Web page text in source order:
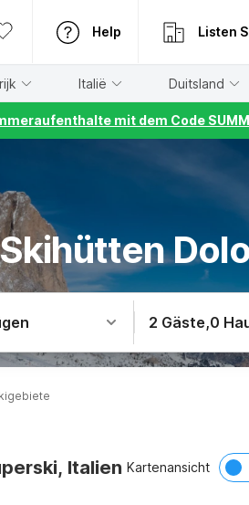
Help Listen
Italië Duitsland
mit dem Code
2 Gäste,0
Italien Kartenansicht